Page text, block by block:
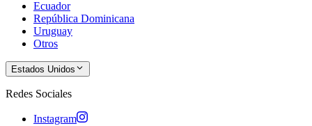
Ecuador
República Dominicana
Uruguay
Otros
Estados Unidos
Redes Sociales
Instagram